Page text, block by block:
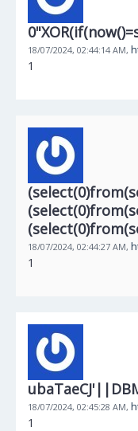
18/07/2024, 02:44:14 AM,
1
18/07/2024, 02:44:27 AM,
1
18/07/2024, 02:45:28 AM,
1